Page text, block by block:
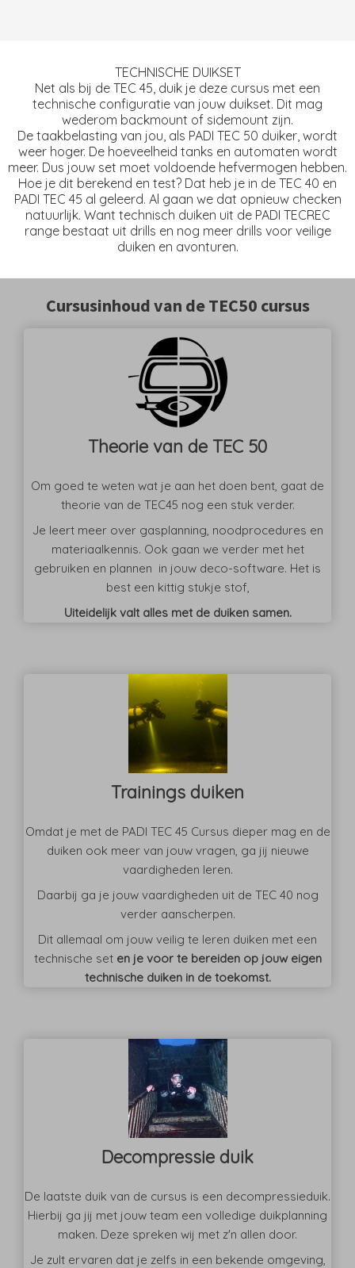
TECHNISCHE DUIKSET
Net als bij de TEC 45, duik je deze cursus met een
technische configuratie van jouw duikset. Dit mag
wederom backmount of sidemount zijn.
De taakbelasting van jou, als PADI TEC 50 duiker, wordt
weer hoger. De hoeveelheid tanks en automaten wordt
meer. Dus jouw set moet voldoende hefvermogen hebben.
Hoe je dit berekend en test? Dat heb je in de TEC 40 en
PADI TEC 45 al geleerd. Al gaan we dat opnieuw checken
natuurlijk. Want technisch duiken uit de PADI TECREC
range bestaat uit drills en nog meer drills voor veilige
duiken en avonturen.
Cursusinhoud van de TEC50 cursus
Theorie van de TEC 50
Om goed te weten wat je aan het doen bent, gaat de
theorie van de TEC45 nog een stuk verder.
Je leert meer over gasplanning, noodprocedures en
materiaalkennis. Ook gaan we verder met het
gebruiken en plannen in jouw deco-software. Het is
best een kittig stukje stof,
Uiteidelijk valt alles met de duiken samen.
Trainings duiken
Omdat je met de PADI TEC 45 Cursus dieper mag en de
duiken ook meer van jouw vragen, ga jij nieuwe
vaardigheden leren.
Daarbij ga je jouw vaardigheden uit de TEC 40 nog
verder aanscherpen.
Dit allemaal om jouw veilig te leren duiken met een
technische set en je voor te bereiden op jouw eigen
technische duiken in de toekomst.
Decompressie duik
De laatste duik van de cursus is een decompressieduik.
Hierbij ga jij met jouw team een volledige duikplanning
maken. Deze spreken wij met z'n allen door.
Je zult ervaren dat je zelfs in een bekende omgeving,